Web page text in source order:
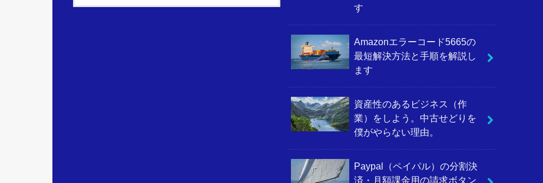
す
Amazonエラーコード5665の
最短解決方法と手順を解説し
ます
資産性のあるビジネス（作
業）をしよう。中古せどりを
僕がやらない理由。
Paypal（ペイパル）の分割決
済・月額課金用の請求ボタン